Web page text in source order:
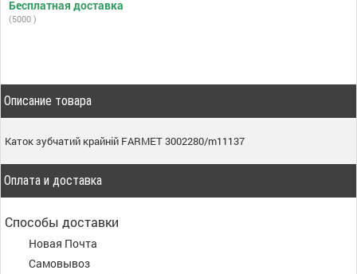
Бесплатная доставка
(5000 )
Описание товара
Каток зубчатий крайній FARMET 3002280/m11137
Оплата и доставка
Способы доставки
Новая Почта
Самовывоз